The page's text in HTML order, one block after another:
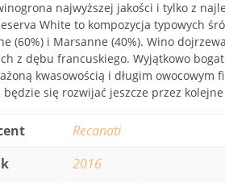
najwyższej jakości i tylko z
White to kompozycja typowych
(60%) i Marsanne (40%). Wino
z dębu francuskiego. Wyjątkowo
kwasowością i długim owocowym
będzie się rozwijać jeszcze przez
Recanati
2016